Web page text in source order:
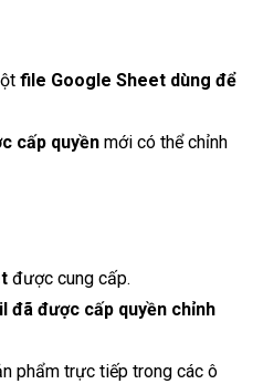
file Google Sheet dùng để
cấp quyền mới có thể chỉnh
được cung cấp.
đã được cấp quyền chỉnh
phẩm trực tiếp trong các ô